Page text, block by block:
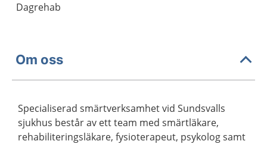
Dagrehab
Om oss
Specialiserad smärtverksamhet vid Sundsvalls
sjukhus består av ett team med smärtläkare,
rehabiliteringsläkare, fysioterapeut, psykolog samt